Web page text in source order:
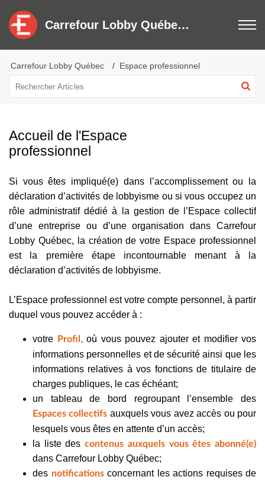
Carrefour Lobby Québec - Centre de services
Carrefour Lobby Québec Espace professionnel
Accueil de l'Espace
professionnel
Si vous êtes impliqué(e) dans l’accomplissement ou la
déclaration d’activités de lobbyisme ou si vous occupez un
rôle administratif dédié à la gestion de l’Espace collectif
d’une entreprise ou d’une organisation dans Carrefour
Lobby Québec, la création de votre Espace professionnel
est la première étape incontournable menant à la
déclaration d’activités de lobbyisme.
L’Espace professionnel est votre compte personnel, à partir
duquel vous pouvez accéder à :
votre Profil , où vous pouvez ajouter et modifier vos
informations personnelles et de sécurité ainsi que les
informations relatives à vos fonctions de titulaire de
charges publiques, le cas échéant;
un tableau de bord regroupant l’ensemble des
Espaces collectifs auxquels vous avez accès ou pour
lesquels vous êtes en attente d’un accès;
la liste descontenus auxquels vous êtes abonné(e)
dans Carrefour Lobby Québec;
des notificationsconcernant les actions requises de